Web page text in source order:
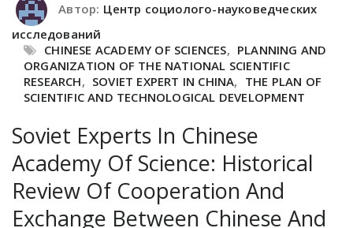
Автор: Центр социолого-науковедческих
исследований
CHINESE ACADEMY OF SCIENCES, PLANNING AND
ORGANIZATION OF THE NATIONAL SCIENTIFIC
RESEARCH, SOVIET EXPERT IN CHINA, THE PLAN OF
SCIENTIFIC AND TECHNOLOGICAL DEVELOPMENT
Soviet Experts In Chinese
Academy Of Science: Historical
Review Of Cooperation And
Exchange Between Chinese And